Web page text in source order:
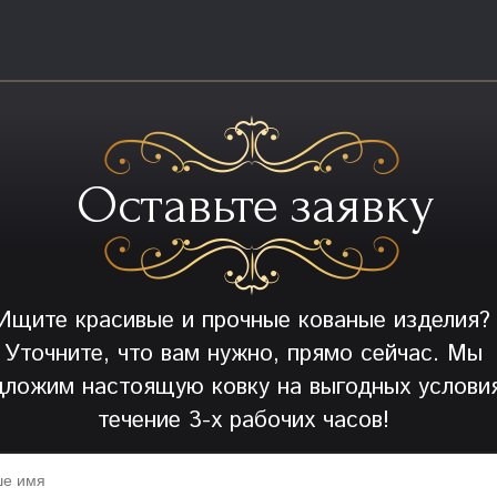
Оставьте заявку
красивые и прочные кованые изделия?
Уточните, что вам нужно, прямо сейчас. Мы
настоящую ковку на выгодных
течение 3-х рабочих часов!